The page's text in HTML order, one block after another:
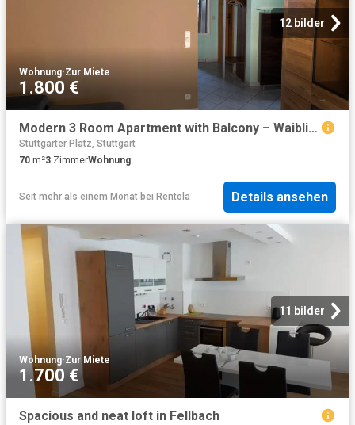
12 bilder
Wohnung·Zur Miete
1.800 €
Modern 3 Room Apartment with Balcony – Waiblingen near Stuttgart, 5 min to S Bahn
Stuttgarter Platz, Stuttgart
70 m²3 ZimmerWohnung
Seit mehr als einem Monat bei Rentola Details ansehen
11 bilder
Wohnung·Zur Miete
1.700 €
Spacious and neat loft in Fellbach